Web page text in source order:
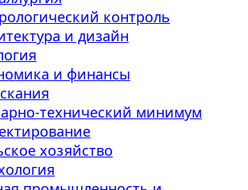
контроль
и дизайн
и финансы
технический минимум
хозяйство